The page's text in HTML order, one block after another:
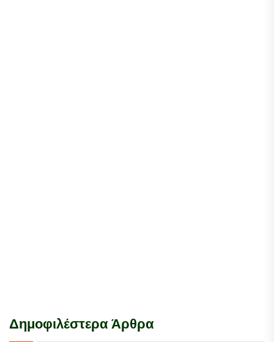
Δημοφιλέστερα Άρθρα